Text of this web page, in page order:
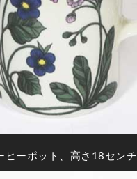
ヒーポット、高さ18センチ